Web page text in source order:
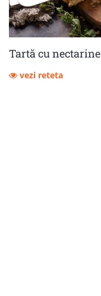
Tartă cu nectarine
vezi reteta